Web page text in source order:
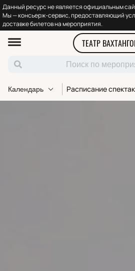
Данный ресурс не является официальным
Мы — консьерж-сервис, предоставляющий
доставке билетов на мероприятия.
ТЕАТР
Календарь Расписание